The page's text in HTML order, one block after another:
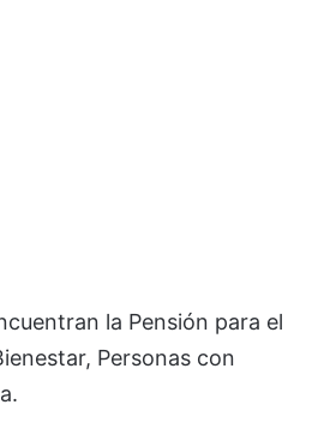
la Pensión para el
Personas con